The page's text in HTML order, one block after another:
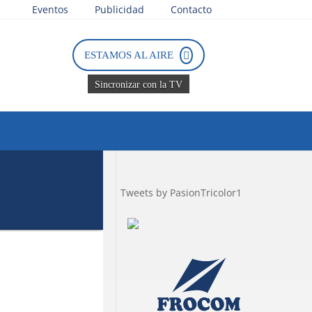
Eventos Publicidad Contacto
ESTAMOS AL AIRE
Sincronizar con la TV
Tweets by PasionTricolor1